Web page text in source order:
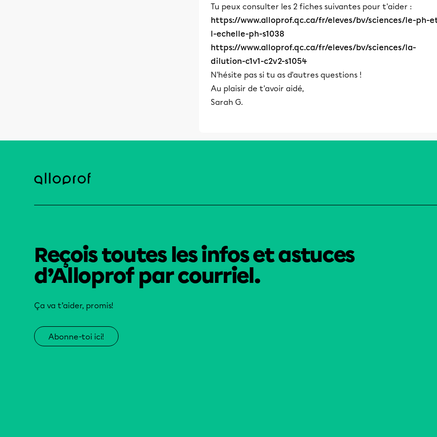
Tu peux consulter les 2 fiches suivantes pour t'aider :
https://www.alloprof.qc.ca/fr/eleves/bv/sciences/le-ph-
l-echelle-ph-s1038
https://www.alloprof.qc.ca/fr/eleves/bv/sciences/la-
dilution-c1v1-c2v2-s1054
N'hésite pas si tu as d'autres questions !
Au plaisir de t'avoir aidé,
Sarah G.
Reçois toutes les infos et astuces
d’Alloprof par courriel.
Ça va t’aider, promis!
Abonne-toi ici!